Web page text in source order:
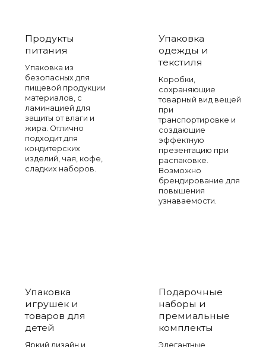
Продукты
питания
Упаковка из
безопасных для
пищевой продукции
материалов, с
ламинацией для
защиты от влаги и
жира. Отлично
подходит для
кондитерских
изделий, чая, кофе,
сладких наборов.
Упаковка
одежды и
текстиля
Коробки,
сохраняющие
товарный вид вещей
при
транспортировке и
создающие
эффектную
презентацию при
распаковке.
Возможно
брендирование для
повышения
узнаваемости.
Упаковка
игрушек и
товаров для
детей
Яркий дизайн и
Подарочные
наборы и
премиальные
комплекты
Элегантные